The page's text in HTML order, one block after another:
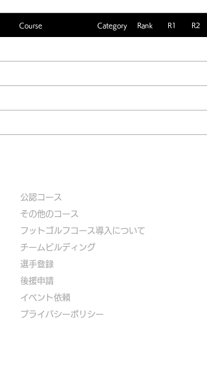
Course Category Rank R1 R2
公認コース
​その他のコース
​ フットゴルフコース導入について
​チームビルディング
選手登録​
​後援申請
​イベント依頼
プライバシーポリシー